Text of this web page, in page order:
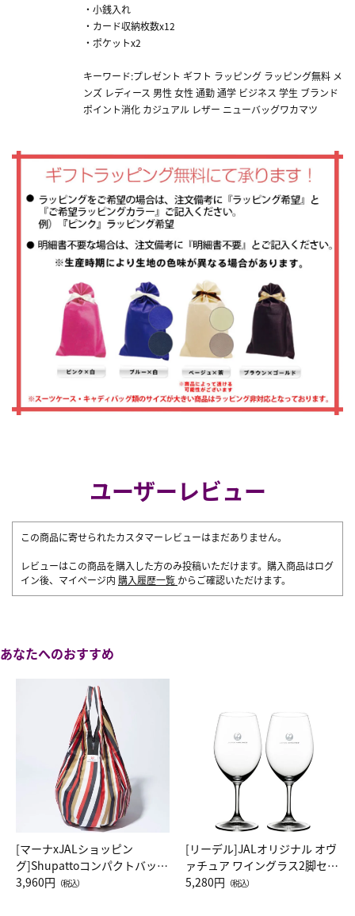
・小銭入れ
・カード収納枚数x12
・ポケットx2
キーワード:プレゼント ギフト ラッピング ラッピング無料 メ
ンズ レディース 男性 女性 通勤 通学 ビジネス 学生 ブランド
ポイント消化 カジュアル レザー ニューバッグワカマツ
ユーザーレビュー
この商品に寄せられたカスタマーレビューはまだありません。
レビューはこの商品を購入した方のみ投稿いただけます。購入商品はログ
イン後、マイページ内 購入履歴一覧 からご確認いただけます。
あなたへのおすすめ
[マーナxJALショッピン
グ]Shupattoコンパクトバッグ
Drop JAL客室乗務員（LC）ス
3,960円 （税込）
[リーデル]JALオリジナル オヴ
ァチュア ワイングラス2脚セッ
ト（レッドワイン）
5,280円 （税込）